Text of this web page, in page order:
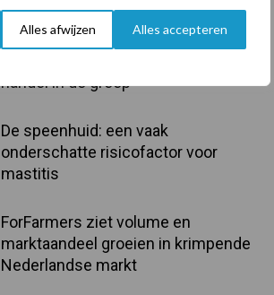
Alles afwijzen Alles accepteren
Grondstoffenmarkt blijft grillig:
handel in de greep
De speenhuid: een vaak
onderschatte risicofactor voor
mastitis
ForFarmers ziet volume en
marktaandeel groeien in krimpende
Nederlandse markt